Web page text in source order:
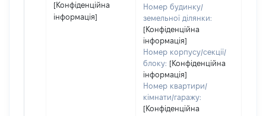
[Конфіденційна
інформація]
Номер будинку/
земельної ділянки:
[Конфіденційна
інформація]
Номер корпусу/секції/
блоку: [Конфіденційна
інформація]
Номер квартири/
кімнати/гаражу:
[Конфіденційна